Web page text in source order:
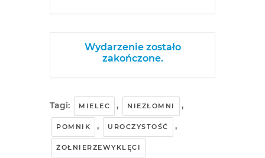
Wydarzenie zostało
zakończone.
Tagi: MIELEC , NIEZŁOMNI ,
POMNIK , UROCZYSTOŚĆ ,
ŻOŁNIERZEWYKLĘCI